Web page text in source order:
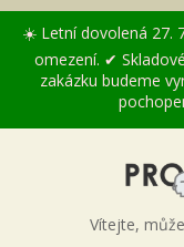
☀️ Letní dovolená 27.
omezení. ✔
zakázku budeme
Vítejte,